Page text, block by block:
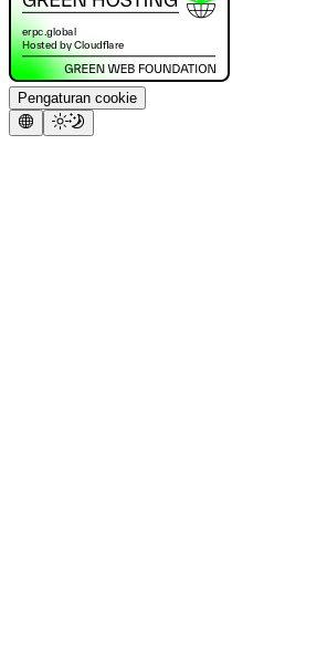
Pengaturan cookie